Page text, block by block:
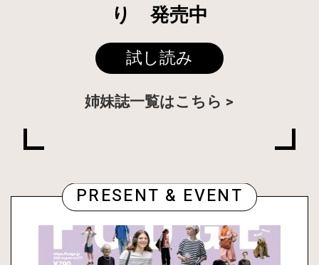
り 発売中
試し読み
姉妹誌一覧はこちら
PRESENT & EVENT